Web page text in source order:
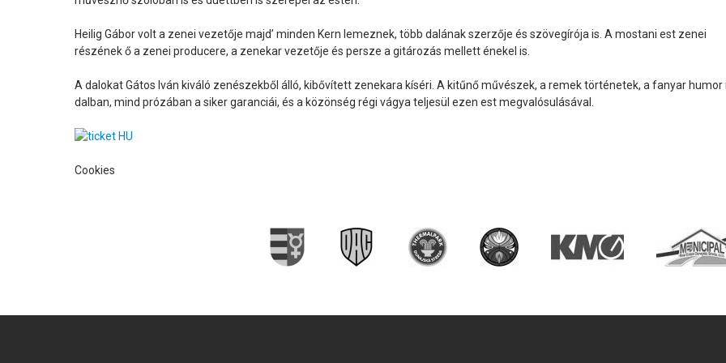
Heilig Gábor volt a zenei vezetője majd’ minden Kern lemeznek, több dalának szerzője és szövegírója is. A mostani est zenei
részének ő a zenei producere, a zenekar vezetője és persze a gitározás mellett énekel is.
A dalokat Gátos Iván kiváló zenészekből álló, kibővített zenekara kíséri. A kitűnő művészek, a remek történetek, a fanyar humor
dalban, mind prózában a siker garanciái, és a közönség régi vágya teljesül ezen est megvalósulásával.
Cookies